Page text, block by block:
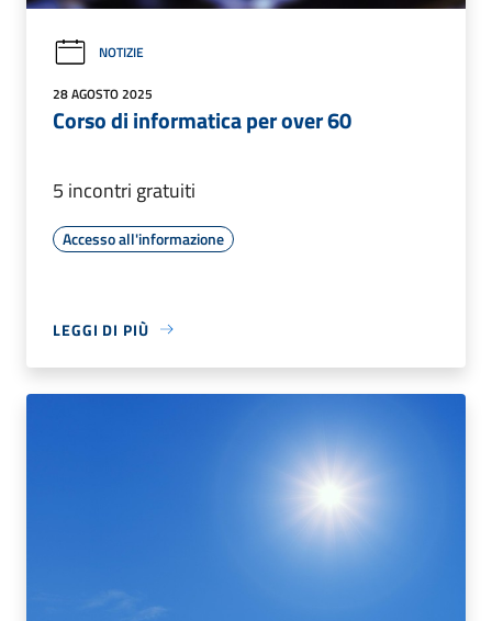
NOTIZIE
28 AGOSTO 2025
Corso di informatica per over 60
5 incontri gratuiti
Accesso all'informazione
LEGGI DI PIÙ